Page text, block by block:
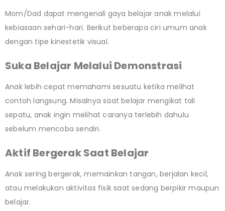
Mom/Dad dapat mengenali gaya belajar anak melalui
kebiasaan sehari-hari. Berikut beberapa ciri umum anak
dengan tipe kinestetik visual.
Suka Belajar Melalui Demonstrasi
Anak lebih cepat memahami sesuatu ketika melihat
contoh langsung. Misalnya saat belajar mengikat tali
sepatu, anak ingin melihat caranya terlebih dahulu
sebelum mencoba sendiri.
Aktif Bergerak Saat Belajar
Anak sering bergerak, memainkan tangan, berjalan kecil,
atau melakukan aktivitas fisik saat sedang berpikir maupun
belajar.